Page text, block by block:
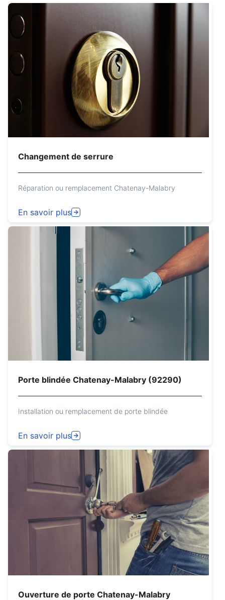
Changement de serrure
Réparation ou remplacement Chatenay-Malabry
En savoir plus
Porte blindée Chatenay-Malabry (92290)
Installation ou remplacement de porte blindée
En savoir plus
Ouverture de porte Chatenay-Malabry